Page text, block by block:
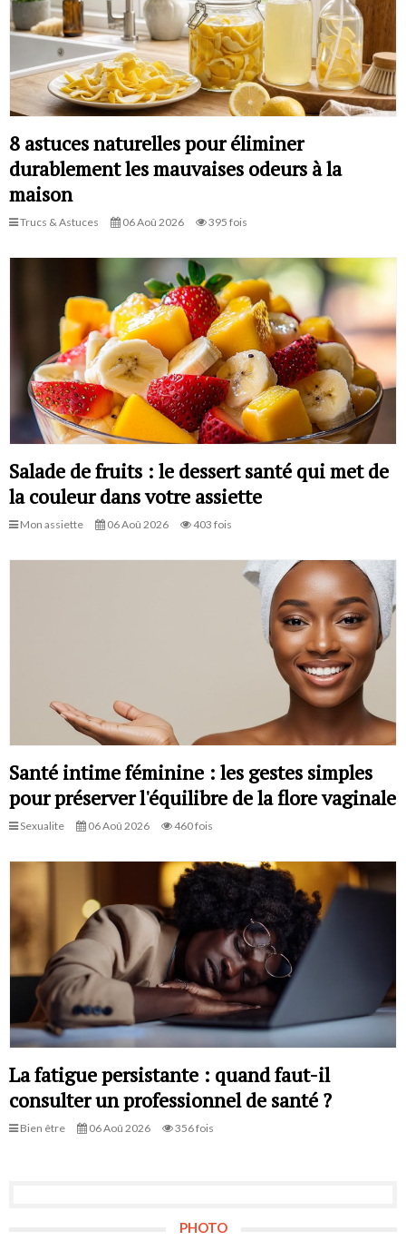
8 astuces naturelles pour éliminer
durablement les mauvaises odeurs à la
maison
Trucs & Astuces 06 Aoû 2026 395 fois
Salade de fruits : le dessert santé qui met de
la couleur dans votre assiette
Mon assiette 06 Aoû 2026 403 fois
Santé intime féminine : les gestes simples
pour préserver l'équilibre de la flore vaginale
Sexualite 06 Aoû 2026 460 fois
La fatigue persistante : quand faut-il
consulter un professionnel de santé ?
Bien être 06 Aoû 2026 356 fois
PHOTO